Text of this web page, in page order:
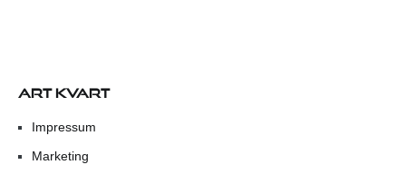
ART KVART
Impressum
Marketing